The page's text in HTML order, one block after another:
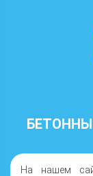
На нашем